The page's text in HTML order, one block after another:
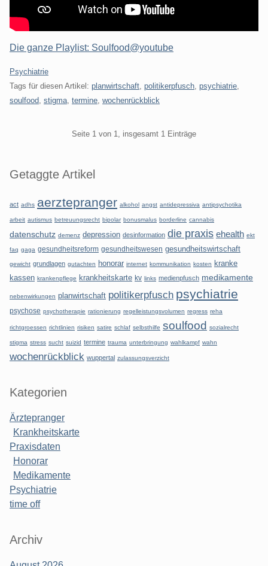
Die ganze Playlist: Soulfood@youtube
Kategorien:
Psychiatrie
Tags für diesen Artikel: planwirtschaft politikerpfusch psychiatrie
soulfood stigma termine wochenrückblick
Seite 1 von 1, insgesamt 1 Einträge
Seitenleiste
Getaggte Artikel
act adhs aerztepranger alkohol angst antidepressiva antipsychotika
arbeit autismus betreuungsrecht bipolar bonusmalus borderline cannabis
datenschutz demenz depression desinformation die praxis ehealth ekt
faq gaga gesundheitsreform gesundheitswesen gesundheitswirtschaft
gewicht grundlagen gutachten honorar internet kommunikation kosten
kranke
kassen krankenpflege krankheitskarte kv links medienpfusch medikamente
nebenwirkungen planwirtschaft politikerpfusch psychiatrie
psychose psychotherapie rationierung regelleistungsvolumen regress reha
richtgroessen richtlinien risiken satire schlaf selbsthilfe soulfood sozialrecht
stigma stress sucht suizid termine trauma unterbringung wahlkampf wahn
wochenrückblick wuppertal zulassungsverzicht
Kategorien
Ärztepranger
Krankheitskarte
Praxisdaten
Honorar
Medikamente
Psychiatrie
time off
Archiv